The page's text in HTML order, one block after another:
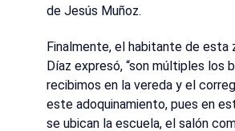
de Jesús Muñoz.
Finalmente, el habitante de esta
Díaz expresó, “son múltiples los
recibimos en la vereda y el
este adoquinamiento, pues en
se ubican la escuela, el salón